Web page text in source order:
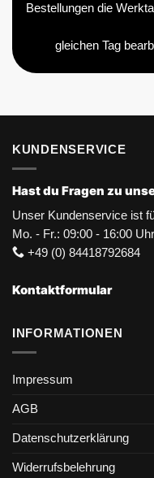
Bestellungen die
gleichen Tag
KUNDENSERVICE
Hast du Fragen zu
Unser Kundenservice ist
Mo. - Fr.: 09:00 - 16:00 Uhr
+49 (0) 84418792684
Kontaktformular
INFORMATIONEN
Impressum
AGB
Datenschutzerklärung
Widerrufsbelehrung